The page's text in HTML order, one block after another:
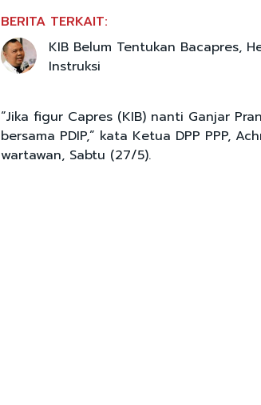
BERITA TERKAIT:
KIB Belum Tentukan Bacapres,
Instruksi
“Jika figur Capres (KIB) nanti Ganjar
bersama PDIP,” kata Ketua DPP PPP,
wartawan, Sabtu (27/5).